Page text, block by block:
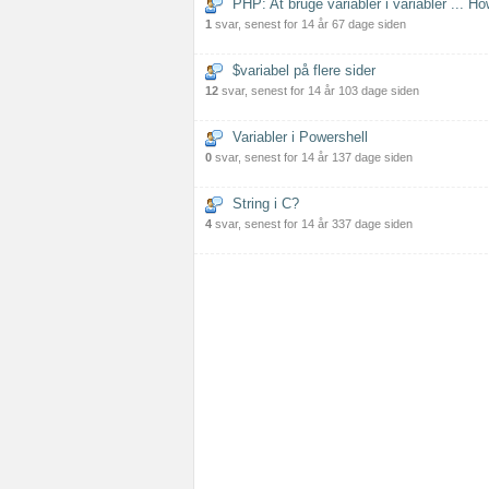
PHP: At bruge variabler i variabler ...
1 svar, senest for 14 år 67 dage siden
$variabel på flere sider
12 svar, senest for 14 år 103 dage siden
Variabler i Powershell
0 svar, senest for 14 år 137 dage siden
String i C?
4 svar, senest for 14 år 337 dage siden